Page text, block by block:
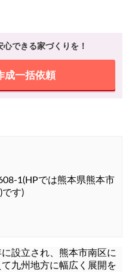
心できる家づくりを！
成一括依頼
1(HPでは熊本県熊本市
す)
設立され、熊本市南区に
九州地方に幅広く展開を